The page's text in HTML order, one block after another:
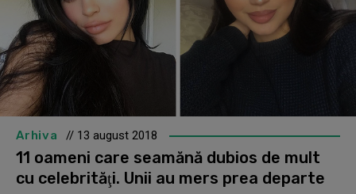
Arhiva // 13 august 2018
11 oameni care seamănă dubios de mult
cu celebrităţi. Unii au mers prea departe